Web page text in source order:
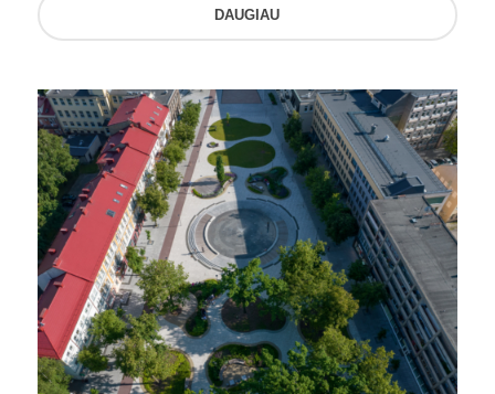
DAUGIAU